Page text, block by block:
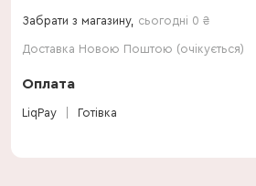
Забрати з магазину, сьогодні 0 ₴
Доставка Новою Поштою (очікується)
Оплата
LiqPay Готівка